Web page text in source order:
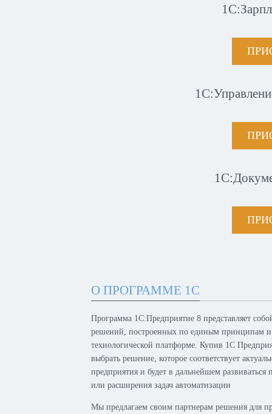
О ПРОГРАММЕ 1С
Программа 1С:Предприятие 8 представляет
решений, построенных по единым принципам
технологической платформе. Купив 1С
выбрать решение, которое соответствует
предприятия и будет в дальнейшем развиваться
или расширения задач автоматизации
Мы предлагаем своим партнерам решения для